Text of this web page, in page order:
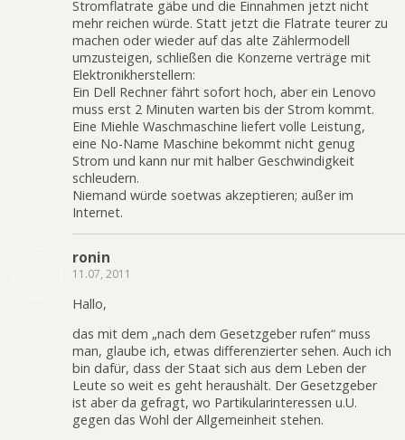
Stromflatrate gäbe und die Einnahmen jetzt nicht
mehr reichen würde. Statt jetzt die Flatrate teurer zu
machen oder wieder auf das alte Zählermodell
umzusteigen, schließen die Konzerne verträge mit
Elektronikherstellern:
Ein Dell Rechner fährt sofort hoch, aber ein Lenovo
muss erst 2 Minuten warten bis der Strom kommt.
Eine Miehle Waschmaschine liefert volle Leistung,
eine No-Name Maschine bekommt nicht genug
Strom und kann nur mit halber Geschwindigkeit
schleudern.
Niemand würde soetwas akzeptieren; außer im
Internet.
ronin
11.07, 2011
Hallo,
das mit dem „nach dem Gesetzgeber rufen“ muss
man, glaube ich, etwas differenzierter sehen. Auch ich
bin dafür, dass der Staat sich aus dem Leben der
Leute so weit es geht heraushält. Der Gesetzgeber
ist aber da gefragt, wo Partikularinteressen u.U.
gegen das Wohl der Allgemeinheit stehen.